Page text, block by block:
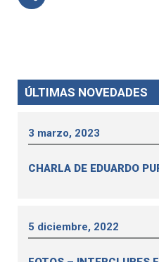
ÚLTIMAS NOVEDADES
3 marzo, 2023
CHARLA DE EDUARDO
5 diciembre, 2022